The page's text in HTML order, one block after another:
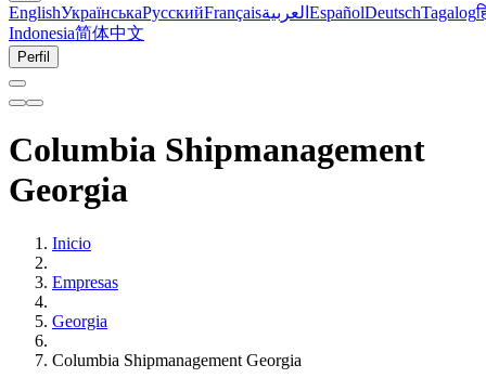
EnglishУкраїнськаРусскийFrançaisالعربية EspañolDeutschTagalog
Indonesia简体中文
Perfil
Columbia Shipmanagement
Georgia
Inicio
Empresas
Georgia
Columbia Shipmanagement Georgia